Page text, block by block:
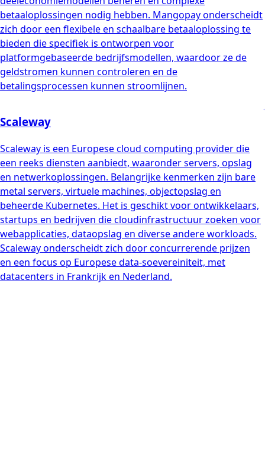
betaaloplossingen nodig hebben. Mangopay onderscheidt
zich door een flexibele en schaalbare betaaloplossing te
bieden die specifiek is ontworpen voor
platformgebaseerde bedrijfsmodellen, waardoor ze de
geldstromen kunnen controleren en de
betalingsprocessen kunnen stroomlijnen.
Scaleway
Scaleway is een Europese cloud computing provider die
een reeks diensten aanbiedt, waaronder servers, opslag
en netwerkoplossingen. Belangrijke kenmerken zijn bare
metal servers, virtuele machines, objectopslag en
beheerde Kubernetes. Het is geschikt voor ontwikkelaars,
startups en bedrijven die cloudinfrastructuur zoeken voor
webapplicaties, dataopslag en diverse andere workloads.
Scaleway onderscheidt zich door concurrerende prijzen
en een focus op Europese data-soevereiniteit, met
datacenters in Frankrijk en Nederland.